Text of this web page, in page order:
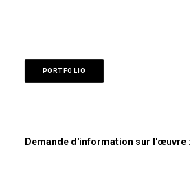
PORTFOLIO
Demande d'information sur l'œuvre :